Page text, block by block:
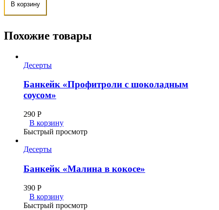
В корзину
Похожие товары
Десерты
Банкейк «Профитроли с шоколадным
соусом»
290 Р
В корзину
Быстрый просмотр
Десерты
Банкейк «Малина в кокосе»
390 Р
В корзину
Быстрый просмотр